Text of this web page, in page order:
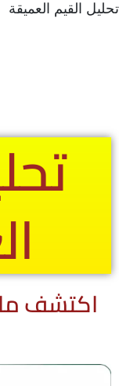
تحليل القيم العميقة
اكتشف